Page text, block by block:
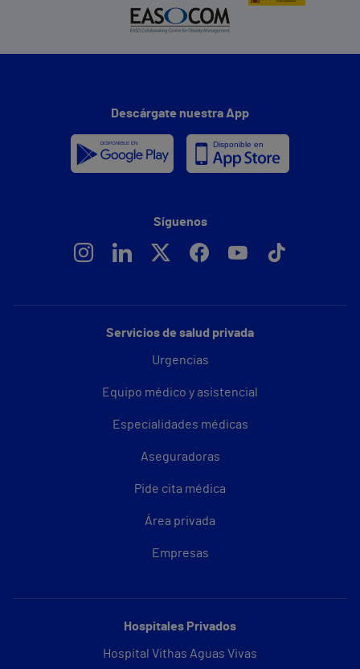
Servicios de salud privada
Urgencias
Equipo médico y asistencial
Especialidades médicas
Aseguradoras
Pide cita médica
Área privada
Empresas
Hospitales Privados
Hospital Vithas Aguas Vivas
Descárgate nuestra App
Síguenos